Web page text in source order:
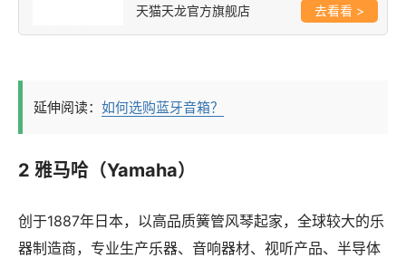
天猫天龙官方旗舰店 >
延伸阅读： 如何选购蓝牙音箱？
2 雅马哈（Yamaha）
创于1887年日本，以高品质簧管风琴起家，全球较大的乐
器制造商，专业生产乐器、音响器材、视听产品、半导体